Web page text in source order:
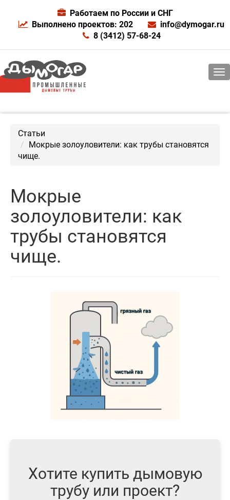
Работаем по России и СНГ
Выполнено проектов: 202
info@dymogar.ru
8 (3412) 57-68-24
Статьи
Мокрые золоуловители: как трубы становятся
чище.
Мокрые
золоуловители: как
трубы становятся
чище.
Хотите купить дымовую
трубу или проект?